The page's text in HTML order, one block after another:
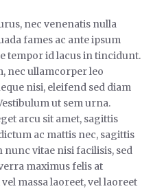
nec venenatis nulla
fames ac ante ipsum
tempor id lacus in tincidunt.
nec ullamcorper leo
nisi, eleifend sed diam
ut sem urna.
arcu sit amet, sagittis
ac mattis nec, sagittis
vitae nisi facilisis, sed
maximus felis at
massa laoreet, vel laoreet